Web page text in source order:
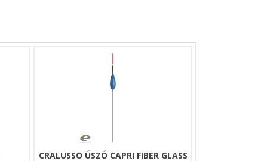
CRALUSSO ÚSZÓ CAPRI FIBER GLASS